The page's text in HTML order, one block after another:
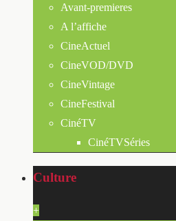
Avant-premieres
A l’affiche
CineActuel
CineVOD/DVD
CineVintage
CineFestival
CinéTV
CinéTVSéries
Culture
+